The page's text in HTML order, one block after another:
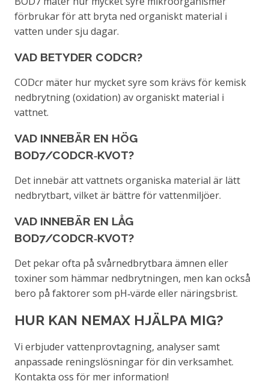
förbrukar för att bryta ned organiskt material i
vatten under sju dagar.
VAD BETYDER CODCR?
CODcr mäter hur mycket syre som krävs för kemisk
nedbrytning (oxidation) av organiskt material i
vattnet.
VAD INNEBÄR EN HÖG
BOD7/CODCR‑KVOT?
Det innebär att vattnets organiska material är lätt
nedbrytbart, vilket är bättre för vattenmiljöer.
VAD INNEBÄR EN LÅG
BOD7/CODCR‑KVOT?
Det pekar ofta på svårnedbrytbara ämnen eller
toxiner som hämmar nedbrytningen, men kan också
bero på faktorer som pH‑värde eller näringsbrist.
HUR KAN NEMAX HJÄLPA MIG?
Vi erbjuder vattenprovtagning, analyser samt
anpassade reningslösningar för din verksamhet.
Kontakta oss för mer information!